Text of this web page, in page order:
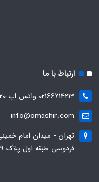
ارتباط با ما
02166714213 واتس اپ 09028288820
info@omashin.com
تهران - میدان امام
فردوسی طبقه اول پلاک 109